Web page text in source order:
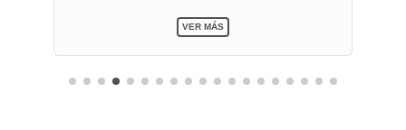
VER MÁS